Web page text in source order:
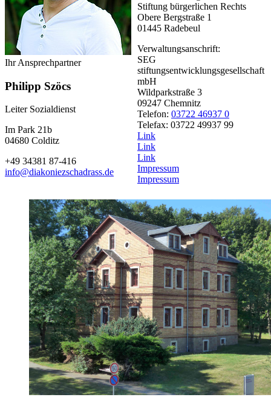
Ihr Ansprechpartner
Philipp Szöcs
Leiter Sozialdienst
Im Park 21b
04680 Colditz
+49 34381 87-416
info@diakoniezschadrass.de
Stiftung bürgerlichen Rechts
Obere Bergstraße 1
01445 Radebeul
Verwaltungsanschrift:
SEG
stiftungsentwicklungsgesellschaft
mbH
Wildparkstraße 3
09247 Chemnitz
Telefon: 03722 46937 0
Telefax: 03722 49937 99
Link
Link
Link
Impressum
Impressum